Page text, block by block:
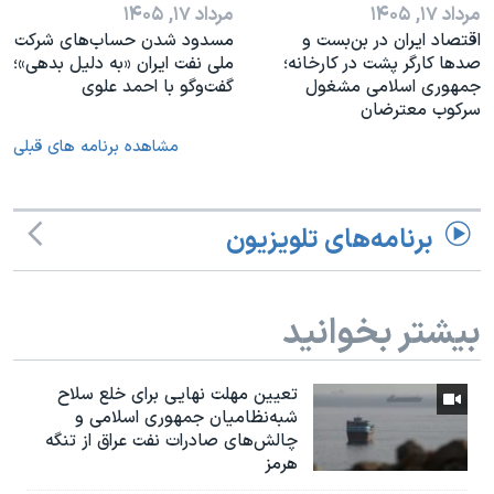
مرداد ۱۷, ۱۴۰۵
اقتصاد ایران در بن‌بست و
صدها کارگر پشت در کارخانه؛
جمهوری اسلامی مشغول
سرکوب معترضان
مرداد ۱۷, ۱۴۰۵
مسدود شدن حساب‌های شرکت
ملی نفت ایران «به دلیل بدهی»؛
گفت‌و‌گو با احمد علوی
مشاهده برنامه های قبلی
برنامه‌های تلویزیون
بیشتر بخوانید
تعیین مهلت نهایی برای خلع سلاح
شبه‌نظامیان جمهوری اسلامی و
چالش‌های صادرات نفت عراق از تنگه
هرمز